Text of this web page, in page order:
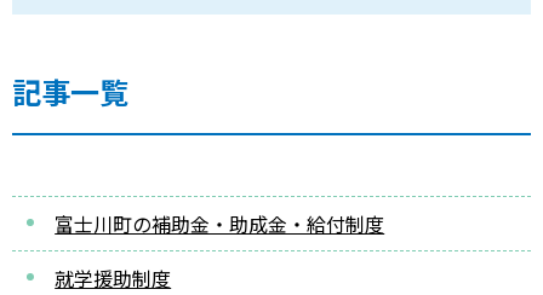
記事一覧
富士川町の補助金・助成金・給付制度
就学援助制度